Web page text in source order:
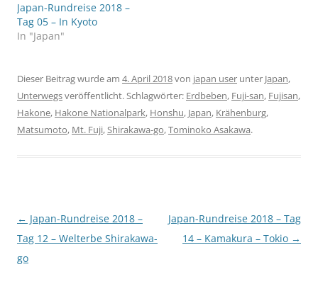
Japan-Rundreise 2018 –
Tag 05 – In Kyoto
In "Japan"
Dieser Beitrag wurde am 4. April 2018von japan user unter Japan,
Unterwegsveröffentlicht. Schlagwörter: Erdbeben, Fuji-san, Fujisan,
Hakone, Hakone Nationalpark, Honshu, Japan, Krähenburg,
Matsumoto, Mt. Fuji,Shirakawa-go,Tominoko Asakawa.
Beitragsnavigation
← Japan-Rundreise 2018 –
Tag 12 – Welterbe Shirakawa-
go
Japan-Rundreise 2018 – Tag
14 – Kamakura – Tokio →